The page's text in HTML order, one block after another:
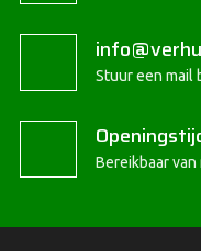
Stuur een mail
Bereikbaar van